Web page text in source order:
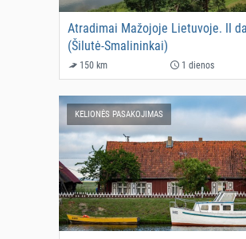
Atradimai Mažojoje Lietuvoje. II
(Šilutė-Smalininkai)
150 km 1 dienos
KELIONĖS PASAKOJIMAS